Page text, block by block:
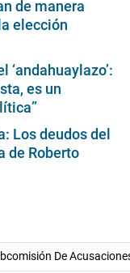
de manera
elección
‘andahuaylazo’:
es un
Los deudos del
de Roberto
De